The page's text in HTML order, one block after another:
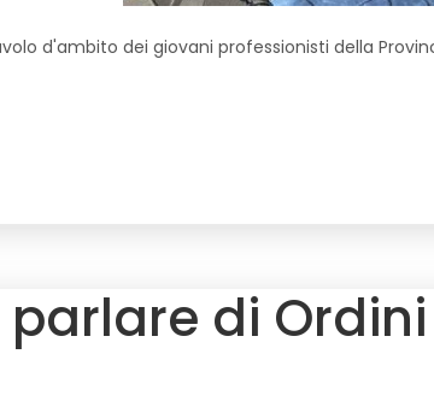
d'ambito dei giovani professionisti della
parlare di